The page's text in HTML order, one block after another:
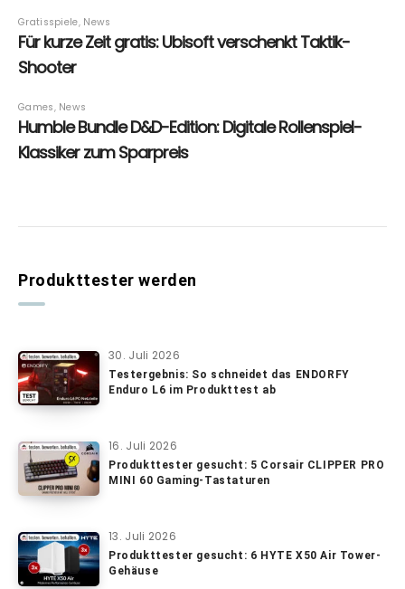
Produkttester werden
30. Juli 2026
Testergebnis: So schneidet das ENDORFY
Enduro L6 im Produkttest ab
16. Juli 2026
Produkttester gesucht: 5 Corsair CLIPPER PRO
MINI 60 Gaming-Tastaturen
13. Juli 2026
Produkttester gesucht: 6 HYTE X50 Air Tower-
Gehäuse